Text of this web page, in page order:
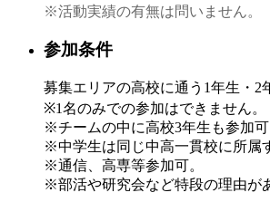
※活動実績の有無は問いません。
参加条件
募集エリアの高校に通う1年生・2
※1名のみでの参加はできません。
※チームの中に高校3年生も参加
※中学生は同じ中高一貫校に所属
※通信、高専等参加可。
※部活や研究会など特段の理由が